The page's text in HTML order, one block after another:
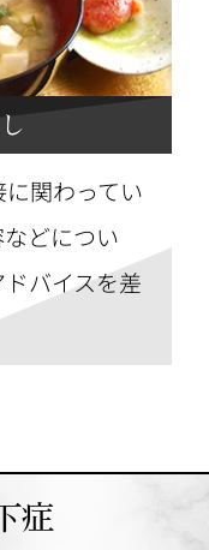
関わってい
どについ
バイスを差
症